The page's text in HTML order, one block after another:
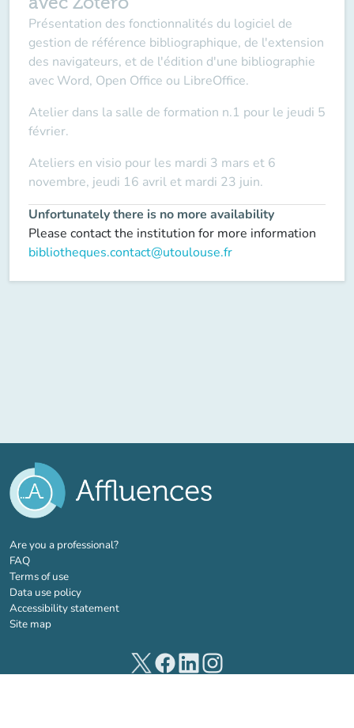
Présentation des fonctionnalités du logiciel de
gestion de référence bibliographique, de l'extension
des navigateurs, et de l'édition d'une bibliographie
avec Word, Open Office ou LibreOffice.
Atelier dans la salle de formation n.1 pour le jeudi 5
février.
Ateliers en visio pour les mardi 3 mars et 6
novembre, jeudi 16 avril et mardi 23 juin.
Unfortunately there is no more availability
Please contact the institution for more information
bibliotheques.contact@utoulouse.fr
Are you a professional?(new tab)
FAQ
Terms of use
Data use policy
Accessibility statement
Site map
(new tab)(new tab)(new tab)